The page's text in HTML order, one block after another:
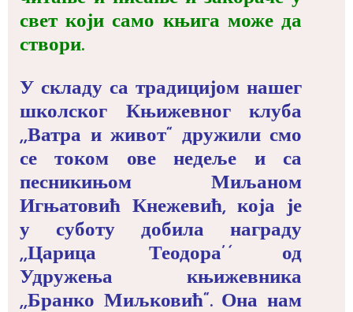
свет који само књига може да
створи.
У складу са традицијом нашег
школског Књижевног клуба
,,Ватра и живот“ дружили смо
се током ове недеље и са
песникињом Миљаном
Игњатовић Кнежевић, која је
у суботу добила награду
,,Царица Теодора’ ‘од
Удружења књижевника
,,Бранко Миљковић“. Она нам